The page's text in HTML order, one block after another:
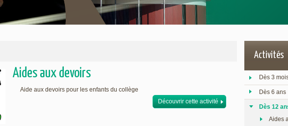
Aides aux devoirs
Aide aux devoirs pour les enfants du collège
Découvrir cette activité
Activités
Dès 3
Dès 6 ans
Dès 12
Aides